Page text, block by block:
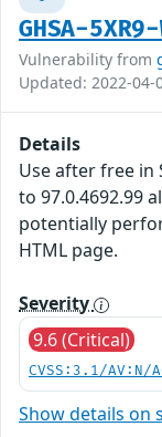
GHSA-5XR9-
Vulnerability from
Updated: 2022-04-
Details
Use after free in
to 97.0.4692.99
potentially
HTML page.
Severity
9.6 (Critical)
CVSS:3.1/
Show details on